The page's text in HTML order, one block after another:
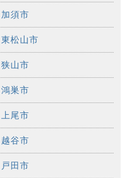
加須市
東松山市
狭山市
鴻巣市
上尾市
越谷市
戸田市